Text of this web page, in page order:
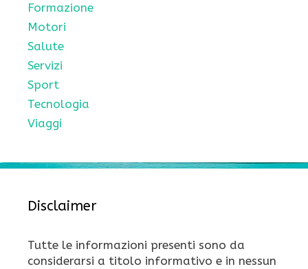
Formazione
Motori
Salute
Servizi
Sport
Tecnologia
Viaggi
Disclaimer
Tutte le informazioni presenti sono da
considerarsi a titolo informativo e in nessun